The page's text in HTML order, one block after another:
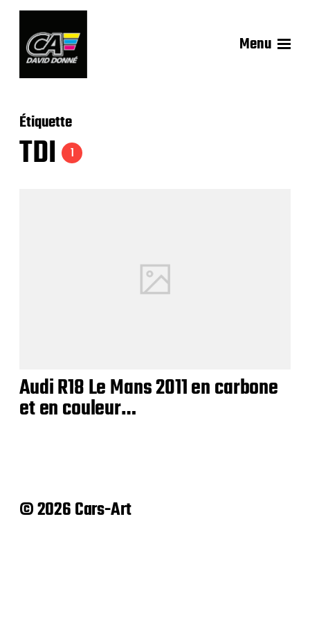
Menu
Étiquette
TDI 1
Audi R18 Le Mans 2011 en carbone
et en couleur…
© 2026 Cars-Art